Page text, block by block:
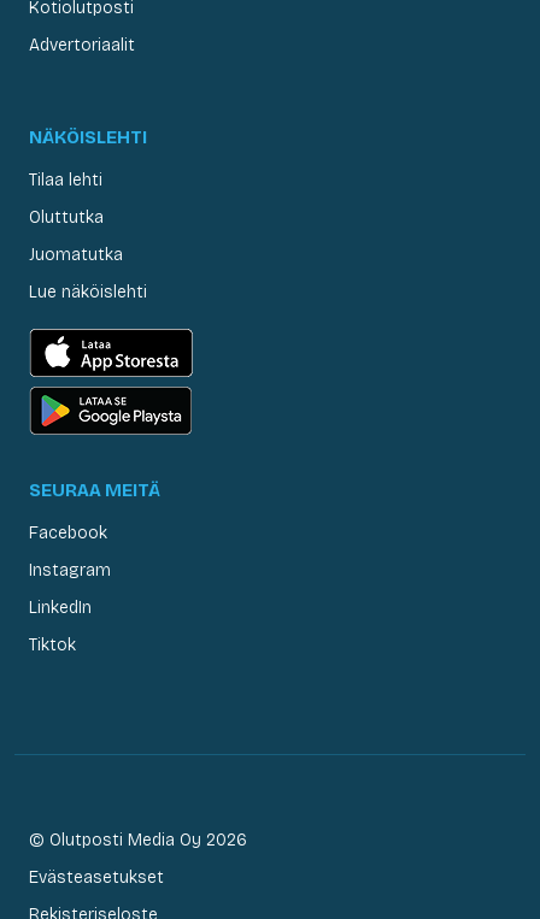
Kotiolutposti
Advertoriaalit
NÄKÖISLEHTI
Tilaa lehti
Oluttutka
Juomatutka
Lue näköislehti
SEURAA MEITÄ
Facebook
Instagram
LinkedIn
Tiktok
© Olutposti Media Oy 2026
Evästeasetukset
Rekisteriseloste